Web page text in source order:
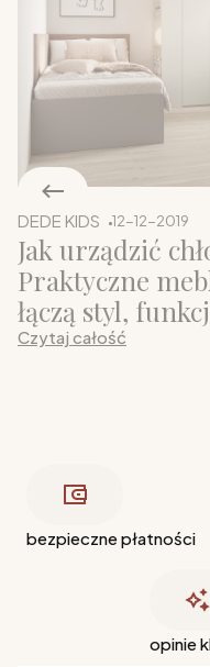
DEDE KIDS 12-12-2019
Jak urządzić
Praktyczne
łączą styl,
Czytaj całość
bezpieczne płatności
opinie